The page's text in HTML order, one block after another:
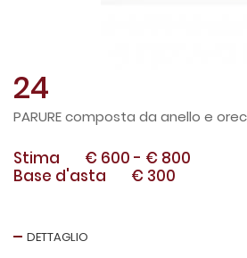
24
PARURE composta da anello e
Stima € 600 - € 800
Base d'asta
€ 300
DETTAGLIO